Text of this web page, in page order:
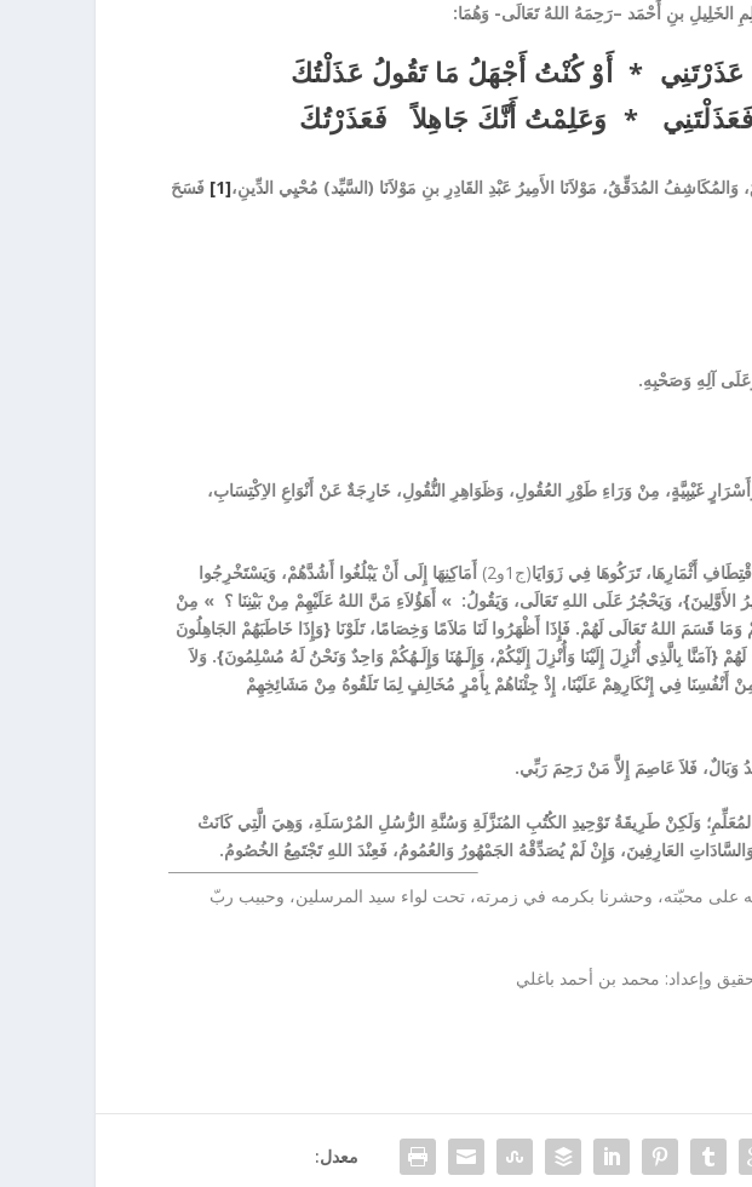
الخَلِيلِ بنِ أَحْمَد –رَحِمَهُ اللهُ تَعَالَى- وَهُمَا:
عَذَرْتَنِي * أَوْ كُنْتُ أَجْهَلُ مَا تَقُولُ عَذَلْتُكَ
* وَعَلِمْتُ أَنَّكَ جَاهِلاً فَعَذَرْتُكَ
وَالمُكَاشِفُ المُدَقِّقُ، مَوْلاَنَا الأَمِيرُ عَبْدِ القَادِرِ بنِ مَوْلاَنَا (السَّيِّد) مُحْيِي الدِّينِ،[1]
فَسَحَ
آلِهِ وَصَحْبِهِ.
غَيْبِيَّةٍ، مِنْ وَرَاءِ طَوْرِ العُقُولِ، وَظَوَاهِرِ النُّقُولِ، خَارِجَةٌ عَنْ أَنْوَاعِ الاِكْتِسَابِ،
أَثْمَارِهَا، تَرَكُوهَا فِي زَوَايَا(ج1و2)
أَمَاكِنِهَا إِلَى أَنْ يَبْلُغُوا أَشُدَّهُمْ، وَيَسْتَخْرِجُوا
الأَوَّلِينَ}، وَيَحْجُرُ عَلَى اللهِ تَعَالَى، وَيَقُولُ: » أَهَؤُلاَءِ مَنَّ اللهُ عَلَيْهِمْ مِنْ بَيْنِنَا ؟ » مِنْ
وَمَا قَسَمَ اللهُ تَعَالَى لَهُمْ. فَإِذَا أَظْهَرُوا لَنَا مَلاَمًا وَخِصَامًا، تَلَوْنَا {وَإِذَا خَاطَبَهُمْ الجَاهِلُونَ
{آمَنَّا بِالَّذِي أُنْزِلَ إِلَيْنَا وَأُنْزِلَ إِلَيْكُمْ، وَإِلَـهُنَا وَإِلَـهُكُمْ وَاحِدٌ وَنَحْنُ لَهُ مُسْلِمُونَ}. وَلاَ
أَنْفُسِنَا فِي إِنْكَارِهِمْ عَلَيْنَا، إِذْ جِئْنَاهُمْ بِأَمْرٍ مُخَالِفٍ لِمَا تَلَقُوهُ مِنْ مَشَائِخِهِمْ
وَبَالٌ، فَلاَ عَاصِمَ إِلاَّ مَنْ رَحِمَ رَبِّي.
وَلَكِنْ طَرِيقَةُ تَوْحِيدِ الكُتُبِ المُنَزَّلَةِ وَسُنَّةِ الرُّسُلِ المُرْسَلَةِ، وَهِيَ الَّتِي كَانَتْ
العَارِفِينَ، وَإِنْ لَمْ يُصَدِّقْهُ الجَمْهُورُ وَالعُمُومُ، فَعِنْدَ اللهِ تَجْتَمِعُ الخُصُومُ.
: [أماتنا الله بفضله على محبّته، وحشرنا بكرمه في زمرته، تحت لواء سيد المرسلين، وحبيب ربّ
وإعداد: محمد بن أحمد باغلي
معدل: